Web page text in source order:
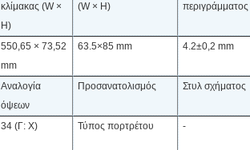
κλίμακας (W ×
H)
(W × H)
περιγράμματος
550,65 × 73,52
mm
63.5×85 mm 4.2±0,2 mm
Αναλογία
όψεων
Προσανατολισμός Στυλ σχήματος
34 (Γ: Χ) Τύπος πορτρέτου -